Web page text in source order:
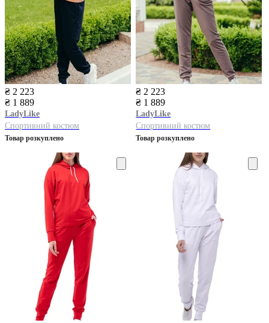
₴ 2 223
₴ 1 889
LadyLike
Спортивний костюм
Товар розкуплено
₴ 2 223
₴ 1 889
LadyLike
Спортивний костюм
Товар розкуплено